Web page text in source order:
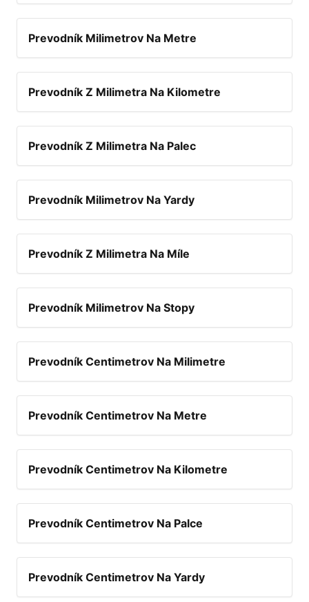
Prevodník Milimetrov Na Metre
Prevodník Z Milimetra Na Kilometre
Prevodník Z Milimetra Na Palec
Prevodník Milimetrov Na Yardy
Prevodník Z Milimetra Na Míle
Prevodník Milimetrov Na Stopy
Prevodník Centimetrov Na Milimetre
Prevodník Centimetrov Na Metre
Prevodník Centimetrov Na Kilometre
Prevodník Centimetrov Na Palce
Prevodník Centimetrov Na Yardy